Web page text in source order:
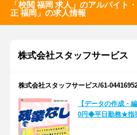
「校閲 福岡 求人」のアルバイト
正 福岡」の求人情報
株式会社スタッフサービス
株式会社スタッフサービス/61-
【データの作成・
0円◆平日勤務★指